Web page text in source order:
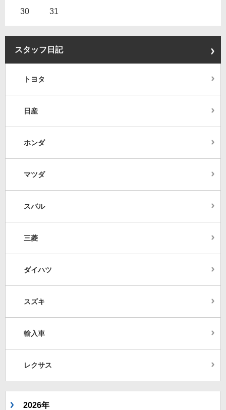
30 31
スタッフ日記
トヨタ
日産
ホンダ
マツダ
スバル
三菱
ダイハツ
スズキ
輸入車
レクサス
2026年